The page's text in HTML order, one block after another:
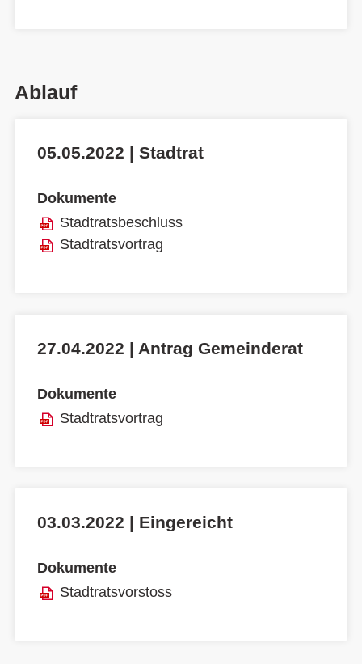
Ablauf
05.05.2022 | Stadtrat
Dokumente
Stadtratsbeschluss
Stadtratsvortrag
27.04.2022 | Antrag Gemeinderat
Dokumente
Stadtratsvortrag
03.03.2022 | Eingereicht
Dokumente
Stadtratsvorstoss